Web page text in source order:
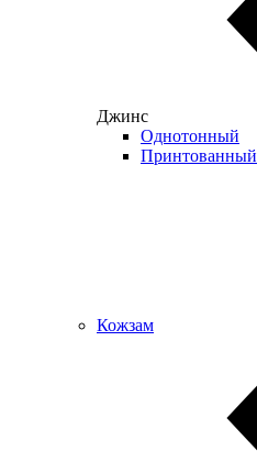
Джинс
Однотонный
Принтованный
Кожзам